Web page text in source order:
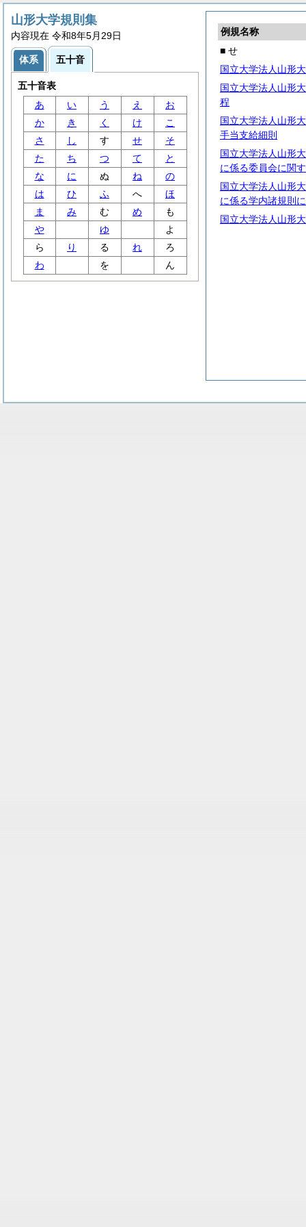
例規名称
■ せ
国立大学法人山形
国立大学法人山形
程
国立大学法人山形
手当支給細則
国立大学法人山形
に係る委員会に関
国立大学法人山形
に係る学内諸規則
国立大学法人山形
山形大学規則集
内容現在 令和8年5月29日
体系 五十音
五十音表
あ
い う え
お
か
き く け
こ
さ
し す せ
そ
た
ち つ て
と
な
に ぬ ね
の
は
ひ ふ へ
ほ
ま
み む め
も
や
ゆ
よ
ら
り る れ
ろ
わ
を ん